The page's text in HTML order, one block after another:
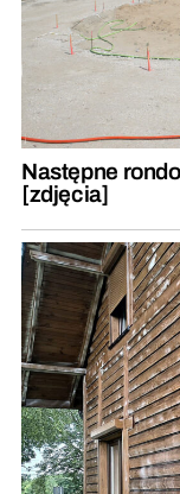
Następne
[zdjęcia]